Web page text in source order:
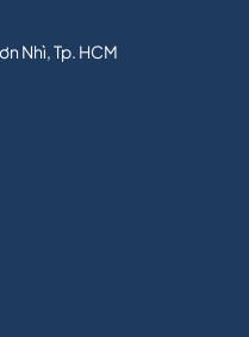
Nhì, Tp. HCM